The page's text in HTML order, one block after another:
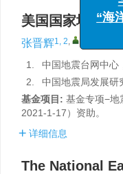
美国国家地震减
张晋辉1, 2,
1.
中国地震台网中心
2.
中国地震局发展研
基金项目: 基金专项−地
2021-1-17）资助。
详细信息
The National
“海